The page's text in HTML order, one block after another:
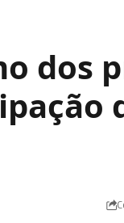
dos